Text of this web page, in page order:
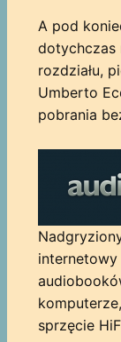
A pod
dotychczas
rozdziału,
Umberto
pobrania
sprzęcie